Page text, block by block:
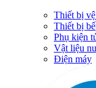
Thiết bị
Thiết bị
Phụ kiện
Vật liệu
Điện máy